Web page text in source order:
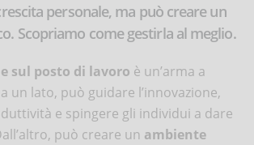
personale, ma può creare un
Scopriamo come gestirla al meglio.
sul posto di lavoro è un’arma a
un lato, può guidare l’innovazione,
e spingere gli individui a dare
può creare un ambiente